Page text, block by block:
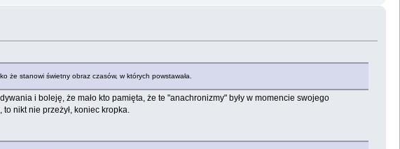
że stanowi świetny obraz czasów, w których powstawała.
i boleję, że mało kto pamięta, że te "anachronizmy" były w momencie swojego
nikt nie przeżył, koniec kropka.